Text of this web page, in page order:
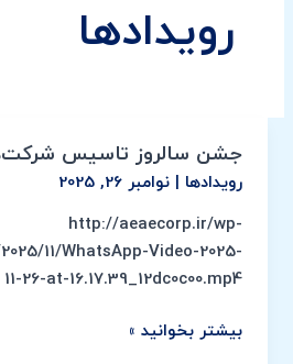
رویدادها
جشن سالروز تاسیس
رویدادها | نوامبر 26, 2025
http://aeaecorp.ir/wp-
11/WhatsApp-Video-2025-
11-26-at-16.17.39_12dc0c00.mp4
جشن
سالروز
شرکت‌های
بنیان
بیشتر بخوانید »